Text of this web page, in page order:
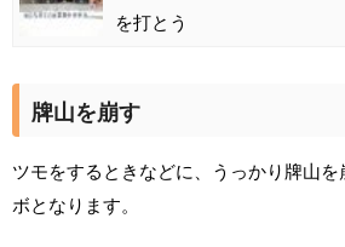
を打とう
牌山を崩す
ツモをするときなどに、うっかり牌山
ボとなります。